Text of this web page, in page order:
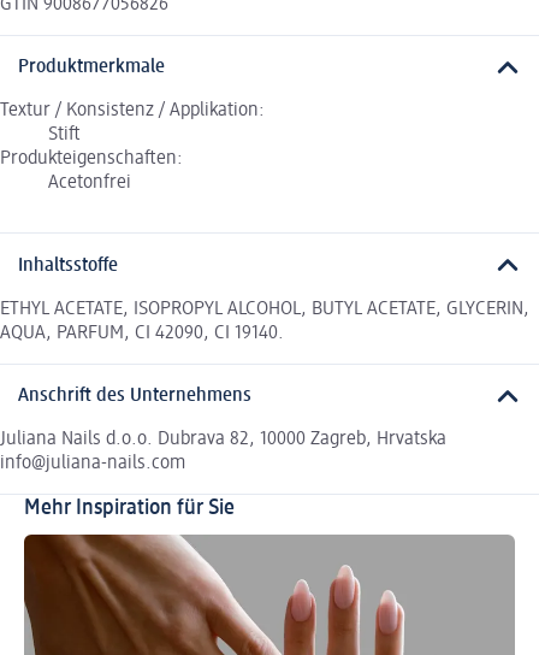
GTIN 9008677056826
Produktmerkmale
Textur / Konsistenz / Applikation:
Stift
Produkteigenschaften:
Acetonfrei
Inhaltsstoffe
ETHYL ACETATE, ISOPROPYL ALCOHOL, BUTYL ACETATE, GLYCERIN,
AQUA, PARFUM, CI 42090, CI 19140.
Anschrift des Unternehmens
Juliana Nails d.o.o. Dubrava 82, 10000 Zagreb, Hrvatska
info@juliana-nails.com
Mehr Inspiration für Sie